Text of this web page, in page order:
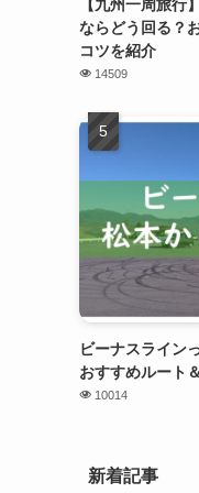
【九州一周旅行
ならどう回る？
コツを紹介
14509
ビーナスライン
おすすめルート
10014
新着記事